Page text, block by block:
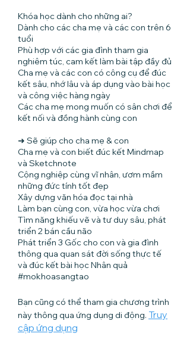
Khóa học dành cho những ai?
Dành cho các cha mẹ và các con trên 6
tuổi
Phù hợp với các gia đình tham gia
nghiêm túc, cam kết làm bài tập đầy đủ
Cha mẹ và các con có công cụ để đúc
kết sâu, nhớ lâu và áp dụng vào bài học
và công việc hàng ngày
Các cha mẹ mong muốn có sân chơi để
kết nối và đồng hành cùng con
➜ Sẽ giúp cho cha mẹ & con
Cha mẹ và con biết đúc kết Mindmap
và Sketchnote
Cộng nghiệp cùng vĩ nhân, ươm mầm
những đức tính tốt đẹp
Xây dựng văn hóa đọc tại nhà
Làm bạn cùng con, vừa học vừa chơi
Tìm năng khiếu vẽ và tư duy sâu, phát
triển 2 bán cầu não
Phát triển 3 Gốc cho con và gia đình
thông qua quan sát đời sống thực tế
và đúc kết bài học Nhân quả
#mokhoasangtao
Bạn cũng có thể tham gia chương trình
này thông qua ứng dụng di động. Truy
cập ứng dụng